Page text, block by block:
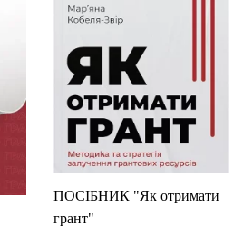
ПОСІБНИК "Як отримати
грант"